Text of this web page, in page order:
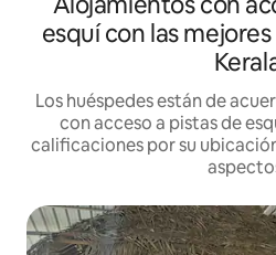
esquí con las
Los huéspedes están de
con acceso a pistas de
calificaciones por su